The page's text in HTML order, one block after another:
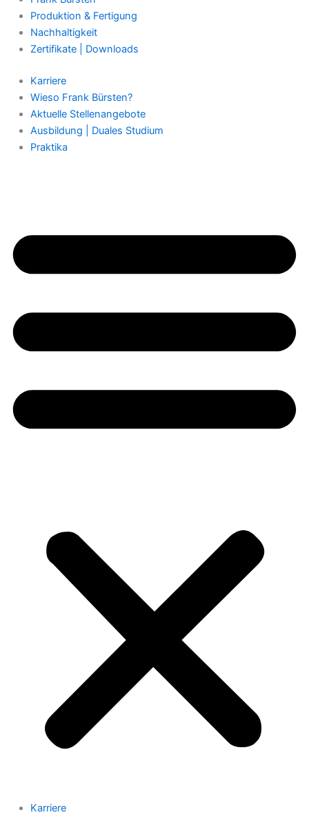
Produktion & Fertigung
Nachhaltigkeit
Zertifikate | Downloads
Karriere
Wieso Frank Bürsten?
Aktuelle Stellenangebote
Ausbildung | Duales Studium
Praktika
Karriere